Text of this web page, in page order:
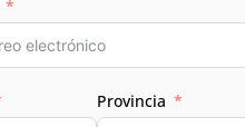
Provincia